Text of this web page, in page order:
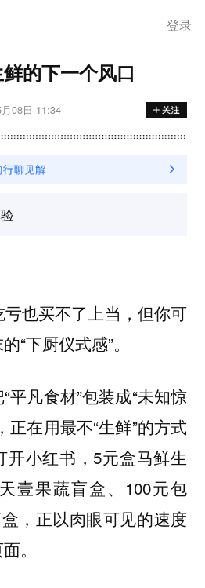
登录
的下一个风口
08日 11:34
也买不了上当，但你可
“下厨仪式感”。
平凡食材”包装成“未知惊
正在用最不“生鲜”的方式
开小红书，5元盒马鲜生
壹果蔬盲盒、100元包
盒，正以肉眼可见的速度
。